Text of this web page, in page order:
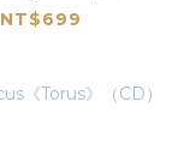
CD）
NT$699